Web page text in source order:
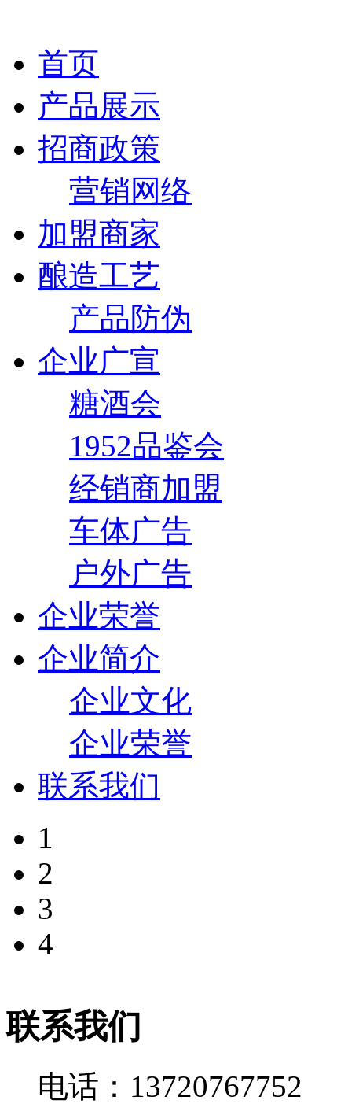
首页
产品展示
招商政策
营销网络
加盟商家
酿造工艺
产品防伪
企业广宣
糖酒会
1952品鉴会
经销商加盟
车体广告
户外广告
企业荣誉
企业简介
企业文化
企业荣誉
联系我们
1
2
3
4
联系我们
电话：13720767752